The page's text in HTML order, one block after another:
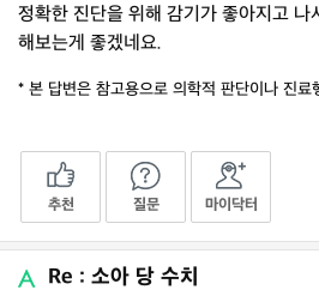
정확한 진단을 위해 감기가 좋아지고
해보는게 좋겠네요.
* 본 답변은 참고용으로 의학적 판단이나 진료
추천 질문 마이닥터
Re : 소아 당 수치